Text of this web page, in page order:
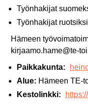
Työnhakijat
Työnhakijat
Hämeen
kirjaamo.hame@te-
Paikkakunta:
Alue: Hämeen TE-
Kestolinkki: